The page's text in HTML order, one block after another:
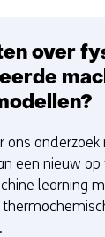
over
ons onderzoek
een nieuw op
learning